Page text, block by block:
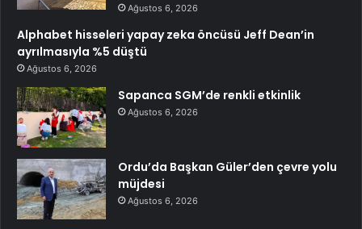
Ağustos 6, 2026
Alphabet hisseleri yapay zeka öncüsü Jeff Dean’in
ayrılmasıyla %5 düştü
Ağustos 6, 2026
Sapanca SGM’de renkli etkinlik
Ağustos 6, 2026
Ordu’da Başkan Güler’den çevre yolu
müjdesi
Ağustos 6, 2026